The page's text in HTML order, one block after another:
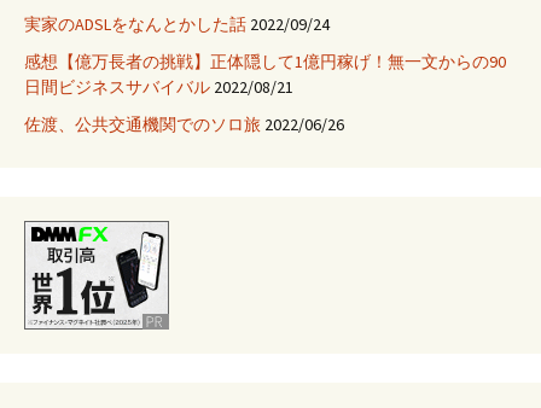
実家のADSLをなんとかした話 2022/09/24
感想【億万長者の挑戦】正体隠して1億円稼げ！無一文からの90
日間ビジネスサバイバル 2022/08/21
佐渡、公共交通機関でのソロ旅 2022/06/26